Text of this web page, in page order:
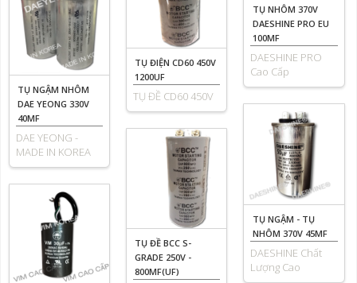
TỤ NGẬM NHÔM
DAE YEONG 330V
40MF
DAE YEONG -
MADE IN KOREA
TỤ ĐIỆN CD60 450V
1200UF
TỤ ĐỀ CD60 450V
TỤ ĐỀ BCC S-
GRADE 250V -
800MF(UF)
TỤ NHÔM 370V
DAESHINE PRO EU
100MF
DAESHINE PRO
Cao Cấp
TỤ NGẬM - TỤ
NHÔM 370V 45MF
DAESHINE Chất
Lượng Cao